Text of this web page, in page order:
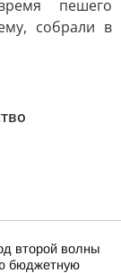
пешего
собрали в
второй волны
бюджетную